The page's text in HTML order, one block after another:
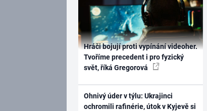
Hráči bojují proti vypínání videoher.
Tvoříme precedent i pro fyzický
svět, říká Gregorová
Ohnivý úder v týlu: Ukrajinci
ochromili rafinérie, útok v Kyjevě si